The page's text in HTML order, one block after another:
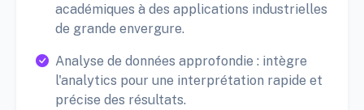
académiques à des applications industrielles
de grande envergure.
Analyse de données approfondie : intègre
l'analytics pour une interprétation rapide et
précise des résultats.